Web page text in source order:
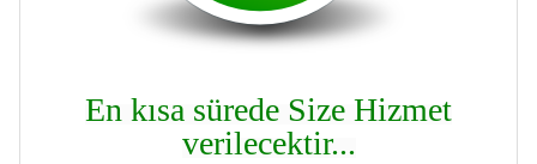
En kısa sürede Size Hizmet
verilecektir...